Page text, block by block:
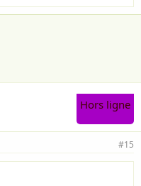
Hors ligne
#15